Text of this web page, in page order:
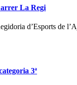
La Regi
d’Esports de
3ª